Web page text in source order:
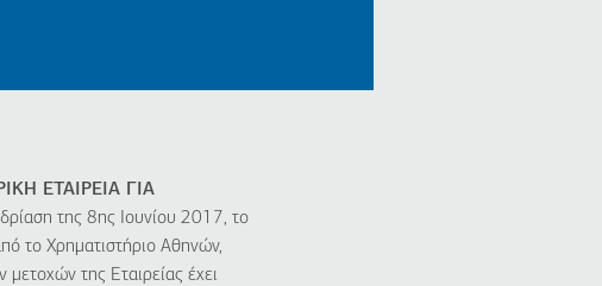
ΕΤΑΙΡΕΙΑ ΓΙΑ
της 8ης Ιουνίου 2017, το
το Χρηματιστήριο Αθηνών,
της Εταιρείας έχει